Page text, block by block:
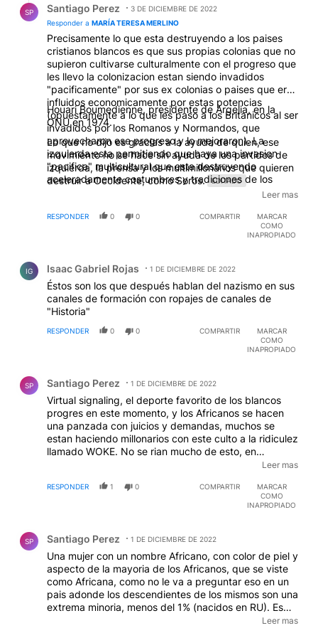
MALVINAS, UHHHHHH...PIRATAS,
UHHHHH...ESCLAVISTAS" ESO SERÍA CAER EN UN
CHAUVINISMO QUE HOY POR HOY ES
ABSOLUTAMENTE DEMODÉ.
SP Santiago Perez
3 DE DICIEMBRE DE 2022
Responder a MARÍA TERESA MERLINO
Precisamente lo que esta destruyendo a los paises
cristianos blancos es que sus propias colonias que no
supieron cultivarse culturalmente con el progreso que
les llevo la colonizacion estan siendo invadidos
"pacificamente" por sus ex colonias o paises que eran
influidos economicamente por estas potencias
(opuestamente a lo que les paso a los Britanicos al ser
invadidos por los Romanos y Normandos, que
aprovecharon ese progreso y lo mejoraron). La
izquierda esta permitiendo que haya una invasion
"pacifica" multicultural que esta destruyendo
aceleradamente costumbres y tradiciones de los
paises blancos cristianos (excepto Rusia obviamente).
"supremacistas". Ya no se puede exponer un pesebre
porque es practicamente considerado un simbolo
día, millones de hombres dejarán el hemisferio sur
para ir al hemisferio norte. Ellos irán allí para
conquistarlo. Y la conquistarán con sus hijos. El vientre
de nuestras mujeres nos dará la victoria”.
Houari Boumedienne, presidente de Argelia, en la
ONU en 1974.
Lo que no dijo es gracias a la ayuda de quien, ese
movimiento no se hace sin ayuda de los partidos de
izquierda, la prensa y los multimillonarios que quieren
destruir a Occidente, como Soros.
EDITADO
Leer mas
RESPONDER 0 0 COMPARTIR
MARCAR
COMO
INAPROPIADO
IG Isaac Gabriel Rojas 1 DE DICIEMBRE DE 2022
Éstos son los que después hablan del nazismo en sus
canales de formación con ropajes de canales de
"Historia"
RESPONDER 0 0 COMPARTIR
MARCAR
COMO
INAPROPIADO
SP Santiago Perez 1 DE DICIEMBRE DE 2022
Virtual signaling, el deporte favorito de los blancos
progres en este momento, y los Africanos se hacen
una panzada con juicios y demandas, muchos se
estan haciendo millonarios con este culto a la ridiculez
llamado WOKE. No se rian mucho de esto, en
Argentina, un pais adonde los blancos ya son menos
indigenas. Ya empezaron los Mapuches, vendran
Leer mas
RESPONDER 1 0 COMPARTIR
MARCAR
COMO
INAPROPIADO
SP Santiago Perez 1 DE DICIEMBRE DE 2022
Una mujer con un nombre Africano, con color de piel y
aspecto de la mayoria de los Africanos, que se viste
como Africana, como no le va a preguntar eso en un
pais adonde los descendientes de los mismos son una
extrema minoria, menos del 1% (nacidos en RU). Es
como estar en Salta, ver una mujer vestida de Geisha,
Leer mas